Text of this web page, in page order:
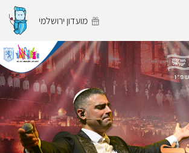
מועדון ירושלמי
הפרופיל שלי
התנתק